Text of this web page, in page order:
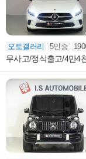
오토갤러리 5인승
무사고/정식출고/4만4